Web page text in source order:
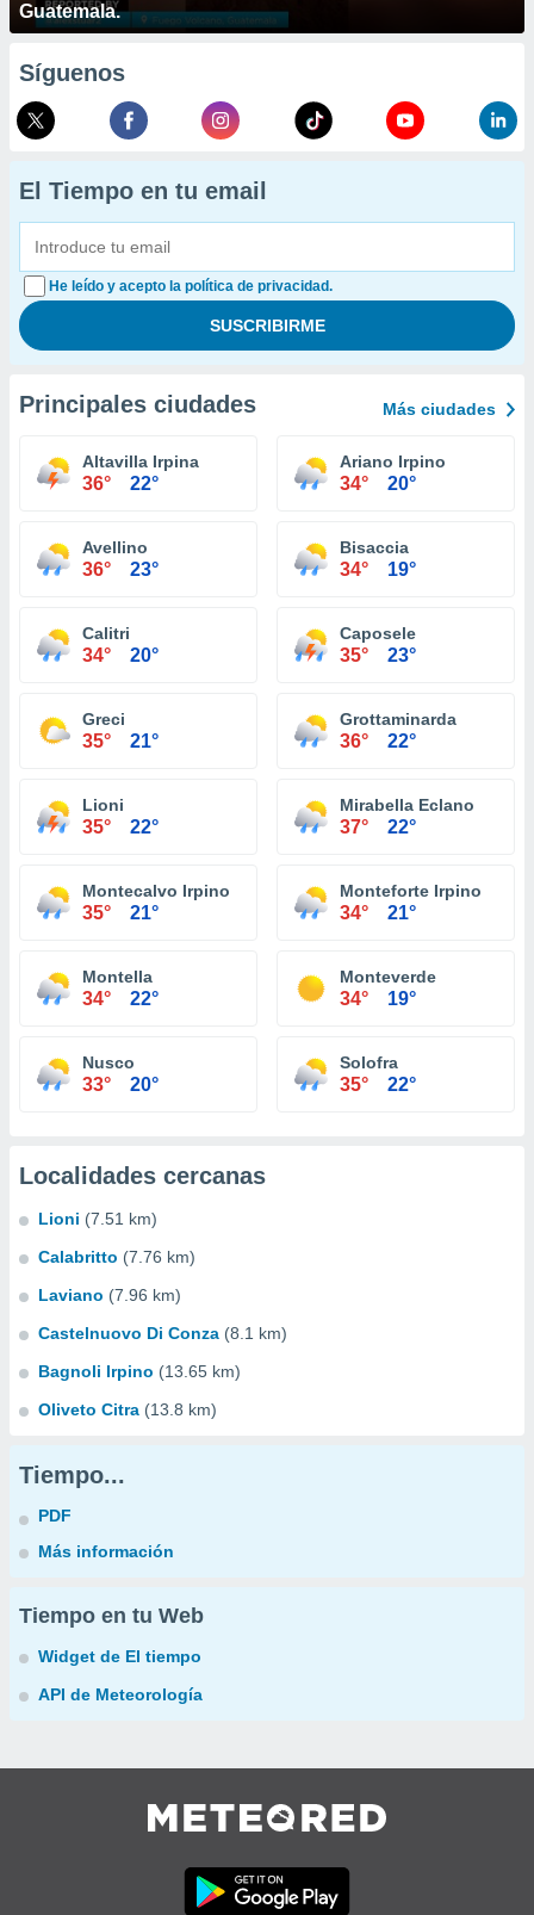
Guatemala.
Síguenos
El Tiempo en tu email
He leído y acepto la política de privacidad.
Principales ciudades Más ciudades
Altavilla Irpina
36° 22°
Ariano Irpino
34° 20°
Avellino
36° 23°
Bisaccia
34° 19°
Calitri
34° 20°
Caposele
35° 23°
Greci
35° 21°
Grottaminarda
36° 22°
Lioni
35° 22°
Mirabella Eclano
37° 22°
Montecalvo Irpino
35° 21°
Monteforte Irpino
34° 21°
Montella
34° 22°
Monteverde
34° 19°
Nusco
33° 20°
Solofra
35° 22°
Localidades cercanas
Lioni (7.51 km)
Calabritto (7.76 km)
Laviano (7.96 km)
Castelnuovo Di Conza (8.1 km)
Bagnoli Irpino (13.65 km)
Oliveto Citra (13.8 km)
Tiempo...
PDF
Más información
Tiempo en tu Web
Widget de El tiempo
API de Meteorología